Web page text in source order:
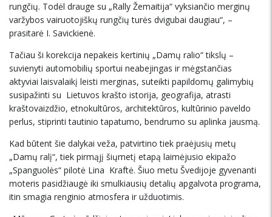
rungčių. Todėl drauge su „Rally Žemaitija“ vyksiančio merginų
varžybos vairuotojiškų rungčių turės dvigubai daugiau“, –
prasitarė I. Savickienė.
Tačiau ši korekcija nepakeis kertinių „Damų ralio“ tikslų –
suvienyti automobilių sportui neabejingas ir mėgstančias
aktyviai laisvalaikį leisti merginas, suteikti papildomų galimybių
susipažinti su Lietuvos krašto istorija, geografija, atrasti
kraštovaizdžio, etnokultūros, architektūros, kultūrinio paveldo
perlus, stiprinti tautinio tapatumo, bendrumo su aplinka jausmą.
Kad būtent šie dalykai veža, patvirtino tiek praėjusių metų
„Damų ralį“, tiek pirmąjį šiųmetį etapą laimėjusio ekipažo
„Spanguolės“ pilotė Lina Kraftė. Šiuo metu Švedijoje gyvenanti
moteris pasidžiaugė iki smulkiausių detalių apgalvota programa,
itin smagia renginio atmosfera ir užduotimis.